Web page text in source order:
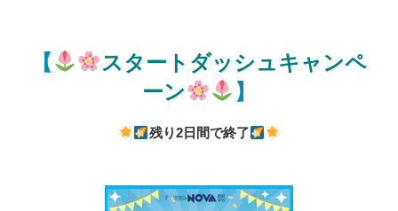
【
スタートダッシュキャンペ
ーン
】
残り2日間で終了